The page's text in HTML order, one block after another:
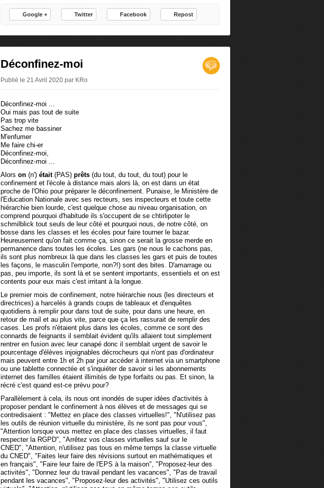
Google + Twitter Facebook Repost
Déconfinez-moi
Publié le 21 Avril 2020 par KRo
Déconfinez-moi ...
Oui mais pas tout de suite
Pas trop vite
Sachez me bassiner
M'enfumer
Me faire chi-er
Déconfinez-moi,
Déconfinez-moi ...
Alors on (n') était(PAS) prêts (du tout, du tout, du tout) pour le
confinement et l'école à distance mais alors là, on est dans un état
proche de l'Ohio pour préparer le déconfinement. Punaise, le Ministère de
l'Education Nationale avec ses recteurs, ses inspecteurs et toute cette
hiérarchie bien lourde, c'est quelque chose au niveau organisation, on
comprend pourquoi d'habitude ils s'occupent de se chtirlipoter le
schmilblick tout seuls de leur côté et pourquoi nous, de notre côté, on
bosse dans les classes et les écoles pour faire tourner le bazar.
Heureusement qu'on fait comme ça, sinon ce serait la grosse merde en
permanence dans toutes les écoles. Les gars (ne nous le cachons pas,
ils sont plus nombreux là que dans les classes les gars et puis de toutes
les façons, le masculin l'emporte, non?!) sont des bites. D'amarrage ou
pas, peu importe, ils sont là et se sentent importants, essentiels et on est
contents pour eux mais c'est irritant à la longue.
Le premier mois de confinement, notre hiérarchie nous (les directeurs et
directrices) a harcelés à grands coups de tableaux et d'enquêtes
quotidiens à remplir pour dans tout de suite, pour dans une heure, en
retour de mail et au plus vite, parce que ça les rassurait de remplir des
cases. Les profs n'étaient plus dans les écoles, comme ce sont des
connards de feignants il semblait évident qu'ils allaient tout simplement
rentrer en fusion avec leur canapé donc il semblait urgent de savoir le
pourcentage d'élèves injoignables décrocheurs qui n'ont pas d'ordinateur
mais peuvent entre 1h et 2h par jour accéder à internet via un smartphone
ou une tablette connectée et s'inquiéter de savoir si les abonnements
internet des familles étaient illimités de type forfaits ou pas. Et sinon, la
récré c'est quand est-ce prévu pour?
Parallèlement à cela, ils nous ont inondés de super idées d'activités à
proposer pendant le confinement à nos élèves et de messages qui se
contredisaient : "Mettez en place des classes virtuelles!", "N'utilisez pas
les outils de réunion virtuelle du ministère, ils ne sont pas pour vous",
"Attention lorsque vous mettez en place des classes virtuelles, il faut
respecter la RGPD", "Arrêtez vos classes virtuelles sauf sur le
CNED", "Attention, n'utilisez pas tous en même temps la classe virtuelle
du CNED", "Faites leur faire des révisions surtout en mathématiques et
en français", "Faire leur faire de l'EPS à la maison", "Proposez-leur des
activités", "Donnez leur du travail pendant les vacances", "Pas de travail
pendant les vacances", "Proposez-leur des activités", "Utilisez ces outils